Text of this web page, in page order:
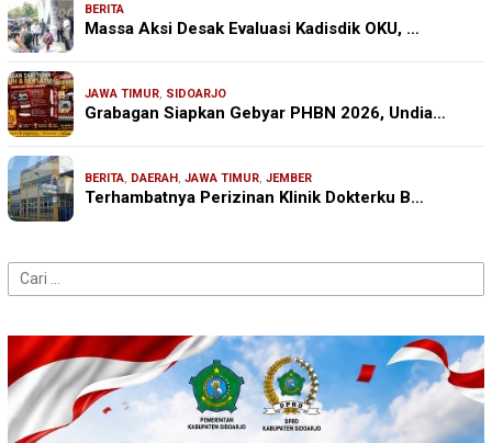
BERITA
Massa Aksi Desak Evaluasi Kadisdik OKU, …
JAWA TIMUR, SIDOARJO
Grabagan Siapkan Gebyar PHBN 2026, Undia…
BERITA, DAERAH, JAWA TIMUR, JEMBER
Terhambatnya Perizinan Klinik Dokterku B…
Cari
untuk: